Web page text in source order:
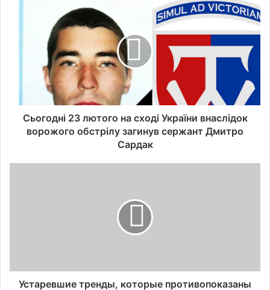
Сьогодні 23 лютого на сході України внаслідок
ворожого обстрілу загинув сержант Дмитро
Сардак
Устаревшие тренды, которые противопоказаны